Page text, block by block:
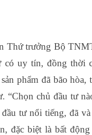
Thứ trưởng Bộ
uy tín, đồng thời
phẩm đã bão
“Chọn chủ đầu tư
tư nổi tiếng, đã
đặc biệt là bất